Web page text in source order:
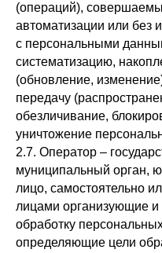
(операций),
автоматизации или без
с персональными
систематизацию,
(обновление,
передачу
обезличивание,
уничтожение
2.7. Оператор –
муниципальный орган,
лицо, самостоятельно
лицами организующие
обработку
определяющие цели